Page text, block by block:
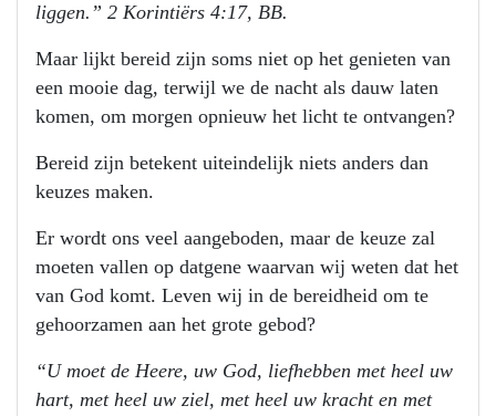
liggen.” 2 Korintiërs 4:17, BB.
Maar lijkt bereid zijn soms niet op het genieten van
een mooie dag, terwijl we de nacht als dauw laten
komen, om morgen opnieuw het licht te ontvangen?
Bereid zijn betekent uiteindelijk niets anders dan
keuzes maken.
Er wordt ons veel aangeboden, maar de keuze zal
moeten vallen op datgene waarvan wij weten dat het
van God komt. Leven wij in de bereidheid om te
gehoorzamen aan het grote gebod?
“U moet de Heere, uw God, liefhebben met heel uw
hart, met heel uw ziel, met heel uw kracht en met